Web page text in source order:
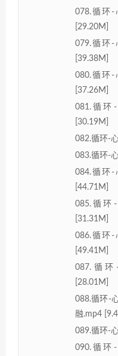
078.循环-
[29.20M]
079.循环-
[39.38M]
080.循环-
[37.26M]
081.循环
[30.19M]
082.循环-
083.循环-
084.循环-
[44.71M]
085.循环
[31.31M]
086.循环-
[49.41M]
087.循
[28.01M]
088.循环-
融.mp4
089.循环-
090.循环